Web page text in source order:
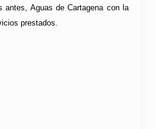
antes, Aguas de Cartagena con la
prestados.